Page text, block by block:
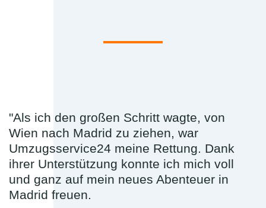
"Als ich den großen Schritt wagte, von
Wien nach Madrid zu ziehen, war
Umzugsservice24 meine Rettung. Dank
ihrer Unterstützung konnte ich mich voll
und ganz auf mein neues Abenteuer in
Madrid freuen.